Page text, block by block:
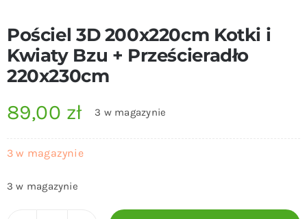
Pościel 3D 200x220cm Kotki i
Kwiaty Bzu + Prześcieradło
220x230cm
89,00 zł 3 w magazynie
3 w magazynie
3 w magazynie